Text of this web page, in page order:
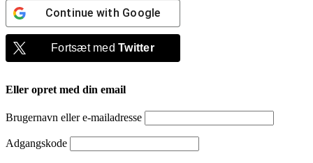
Continue with Google
Fortsæt medTwitter
Eller opret med din email
Brugernavn eller e-mailadresse
Adgangskode